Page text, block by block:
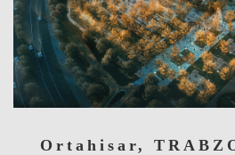
Ortahisar,